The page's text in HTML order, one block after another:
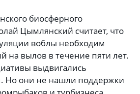
биосферного
Цымлянский считает, что
воблы необходим
на вылов в течение пяти лет.
выдвигались
Но они не нашли поддержки